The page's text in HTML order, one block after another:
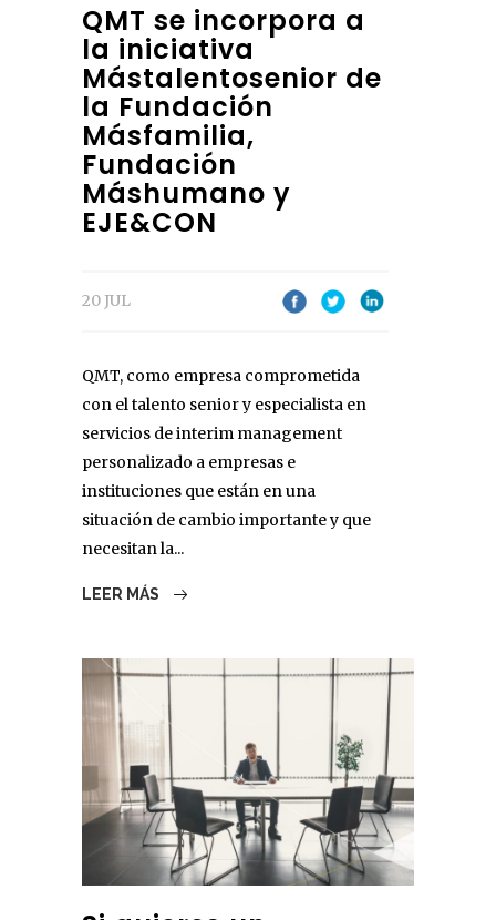
QMT se incorpora a
la iniciativa
Mástalentosenior de
la Fundación
Másfamilia,
Fundación
Máshumano y
EJE&CON
20 JUL
QMT, como empresa comprometida
con el talento senior y especialista en
servicios de interim management
personalizado a empresas e
instituciones que están en una
situación de cambio importante y que
necesitan la...
LEER MÁS